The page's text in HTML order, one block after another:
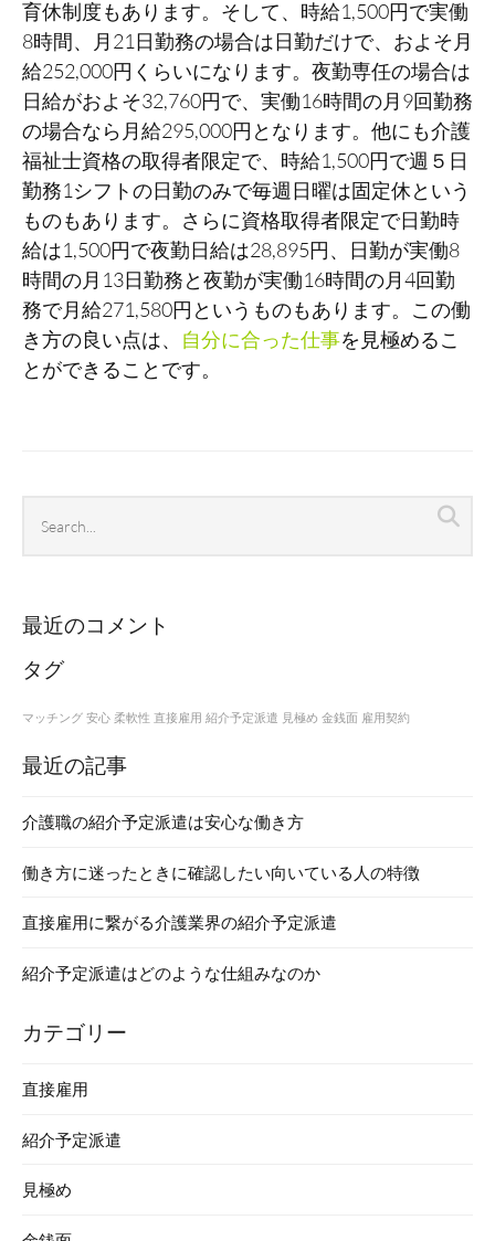
育休制度もあります。そして、時給1,500円で実働
8時間、月21日勤務の場合は日勤だけで、およそ月
給252,000円くらいになります。夜勤専任の場合は
日給がおよそ32,760円で、実働16時間の月9回勤務
の場合なら月給295,000円となります。他にも介護
福祉士資格の取得者限定で、時給1,500円で週５日
勤務1シフトの日勤のみで毎週日曜は固定休という
ものもあります。さらに資格取得者限定で日勤時
給は1,500円で夜勤日給は28,895円、日勤が実働8
時間の月13日勤務と夜勤が実働16時間の月4回勤
務で月給271,580円というものもあります。この働
き方の良い点は、 自分に合った仕事を見極めるこ
とができることです。
archives
最近のコメント
タグ
マッチング 安心 柔軟性 直接雇用 紹介予定派遣 見極め 金銭面 雇用契約
最近の記事
介護職の紹介予定派遣は安心な働き方
働き方に迷ったときに確認したい向いている人の特徴
直接雇用に繋がる介護業界の紹介予定派遣
紹介予定派遣はどのような仕組みなのか
カテゴリー
直接雇用
紹介予定派遣
見極め